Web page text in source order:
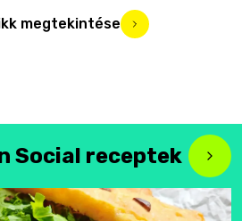
megtekintése
Social receptek